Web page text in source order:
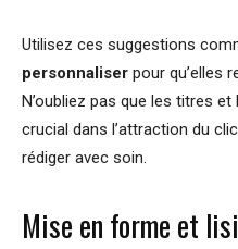
Utilisez ces suggestions
personnaliser pour qu’elles
N’oubliez pas que les titres
crucial dans l’attraction du
rédiger avec soin.
Mise en forme et